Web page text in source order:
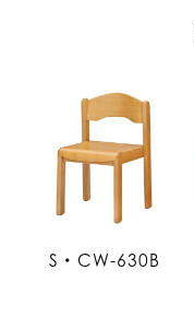
S・CW-630B